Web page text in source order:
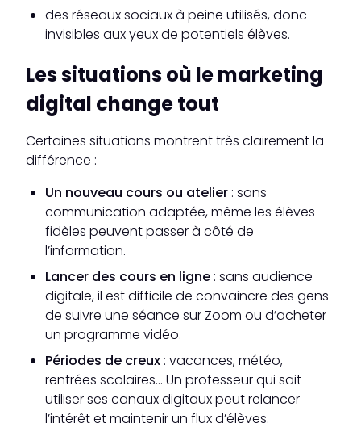
des réseaux sociaux à peine utilisés, donc
invisibles aux yeux de potentiels élèves.
Les situations où le marketing
digital change tout
Certaines situations montrent très clairement la
différence :
Un nouveau cours ou atelier : sans
communication adaptée, même les élèves
fidèles peuvent passer à côté de
l’information.
Lancer des cours en ligne : sans audience
digitale, il est difficile de convaincre des gens
de suivre une séance sur Zoom ou d’acheter
un programme vidéo.
Périodes de creux : vacances, météo,
rentrées scolaires… Un professeur qui sait
utiliser ses canaux digitaux peut relancer
l’intérêt et maintenir un flux d’élèves.